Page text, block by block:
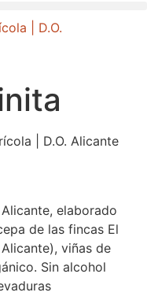
| D.O.
| D.O. Alicante
elaborado
de las fincas El
viñas de
Sin alcohol